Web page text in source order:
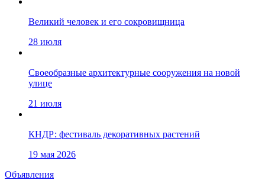
Великий человек и его сокровищница
28 июля
Своеобразные архитектурные сооружения на новой
улице
21 июля
КНДР: фестиваль декоративных растений
19 мая 2026
Объявления